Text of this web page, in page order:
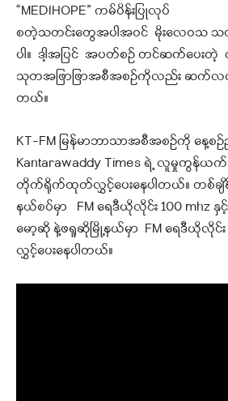
“MEDIHOPE” ကမ်ပိန်းပြုလုပ်
စတဲ့သတင်းတွေအပါအဝင် မိုးလေဝသ သတ
ပါ။ ဒါ့အပြင် အပတ်စဉ် တင်ဆက်ပေးတဲ့
သုတအဖြာဖြာအစီအစဉ်ကိုလည်း ဆက်လက်
တယ်။
KT-FM မြန်မာဘာသာအစီအစဉ်ကို နေ့စ
Kantarawaddy Times ရဲ့ လူမှုကွန်ယက်
တိုက်ရိုက်ထုတ်လွှင့်ပေးနေပါတယ်။ တစ်ခ
နယ်စပ်မှာ FM ရေဒီယိုလိုင်း 100 mhz နှ
မော့ဆို နဲ့ဖရူဆိုမြို့နယ်မှာ FM ရေဒီယိုလိုင်
လွှင့်ပေးနေပါတယ်။